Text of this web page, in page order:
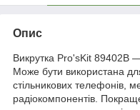
Опис
Викрутка Pro'sKit 89402B
Може бути використана
стільникових телефонів,
радіокомпонентів.